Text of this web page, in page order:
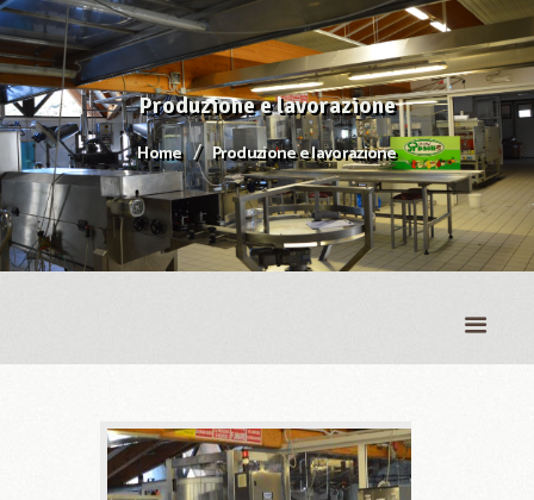
Produzione e lavorazione
Home
Produzione e lavorazione